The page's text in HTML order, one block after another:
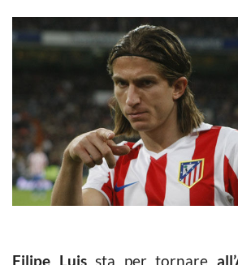
Filipe Luissta per tornare